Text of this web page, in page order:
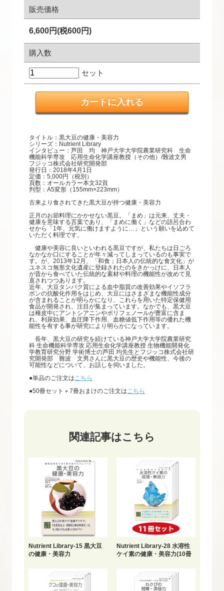
販売価格
6,600円(税600円)
購入数
セット
タイトル：黒大豆の健康・美容力
シリーズ：Nutrient Library
インタビュー：芦田 均 神戸大学大学院農業研究科 生命
機能科学専攻 応用生命化学講座教授（その他）/難波文男
フジッコ株式会社研究開発部
発行日：2018年4月1日
定価：5,000円（税別）
頁数：オールカラー本文32頁
判型：A5変形（155mm×223mm）
古来より食されてきた黒大豆が持つ健康・美容力
正月のお節料理にかかせない黒豆。「まめ」は元来、丈夫・
健康を意味する言葉であり、「まめに働く」などの語呂合わ
せから「1年、元気に働けますように…」という願いを込めて
いただく料理です。
健康や美容に良いといわれる黒豆ですが、私たちは日ごろ
なかなか口にすることが年々減ってしまっているのも事実で
す。が、2013年12月、「和食；日本人の伝統的な食文化」が
ユネスコ無形文化遺産に登録されたのをきかっけに、日本人
が昔から食べていた伝統的な素材や料理の機能性が改めて見
直されつつあります。
近年、大豆タンパク質による血中脂質の改善効果やイソフラ
ボンの抗酸化作用をはじめ、大豆にはさまざまな機能性成分
が含まれることが明らかになり、これらを用いた特定保健用
食品が開発され、注目が集まっています。なかでも、黒大豆
は種皮中にアントシアニンやポリフェノールが豊富に含ま
れ、利尿効果、血圧降下作用、血糖値低下作用等の優れた機
能性を有する事が研究により明らかになっています。
長年、黒大豆の研究を続けている神戸大学大学院農業研究
科 生命機能科学専攻 応用生命化学講座教授 生物機能開発化
学教育研究分野 学術博士の芦田 均先生とフジッコ株式会社研
究開発部 難波 文男さんに黒大豆の歴史や機能性、今後の
可能性などについて、お話しを伺いました。
●単品のご注文は こちら
●50冊セット＋7冊おまけのご注文は こちら
関連記事はこちら
Nutrient Library-15 黒大豆
の健康・美容力
Nutrient Library-28 水溶性
ケイ素の健康・美容力(10冊